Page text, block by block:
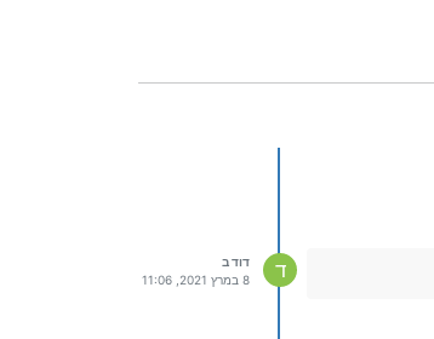
ד
דוד ב
8 במרץ 2021, 11:06